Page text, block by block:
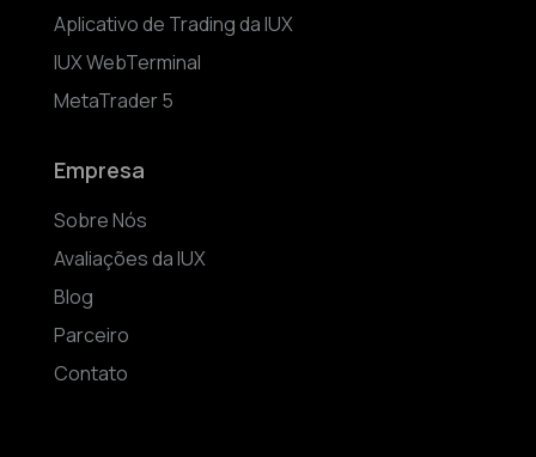
Aplicativo de Trading da IUX
IUX WebTerminal
MetaTrader 5
Empresa
Sobre Nós
Avaliações da IUX
Blog
Parceiro
Contato